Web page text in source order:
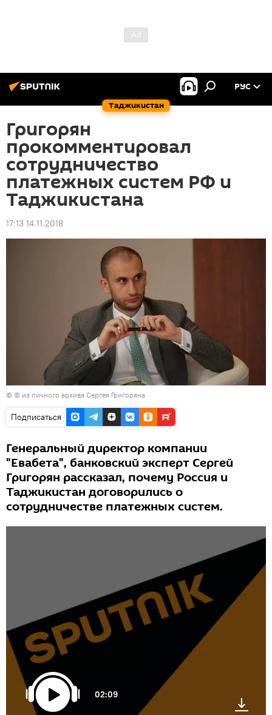
Таджикистан
РУС
Григорян
прокомментировал
сотрудничество
платежных систем РФ и
Таджикистана
17:13 14.11.2018
© © из личного архива Сергея Григоряна
Подписаться
Генеральный директор компании
"Евабета", банковский эксперт Сергей
Григорян рассказал, почему Россия и
Таджикистан договорились о
сотрудничестве платежных систем.
02:09